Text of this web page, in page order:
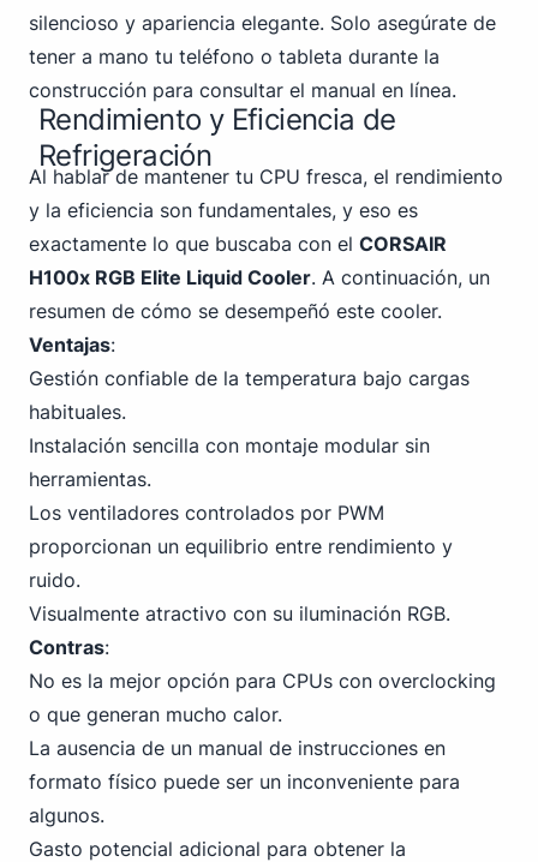
silencioso y apariencia elegante. Solo asegúrate de
tener a mano tu teléfono o tableta durante la
construcción para consultar el manual en línea.
Rendimiento y Eficiencia de
Refrigeración
Al hablar de mantener tu CPU fresca, el rendimiento
y la eficiencia son fundamentales, y eso es
exactamente lo que buscaba con el CORSAIR
H100x RGB Elite Liquid Cooler. A continuación, un
resumen de cómo se desempeñó este cooler.
Ventajas:
Gestión confiable de la temperatura bajo cargas
habituales.
Instalación sencilla con montaje modular sin
herramientas.
Los ventiladores controlados por PWM
proporcionan un equilibrio entre rendimiento y
ruido.
Visualmente atractivo con su iluminación RGB.
Contras:
No es la mejor opción para CPUs con overclocking
o que generan mucho calor.
La ausencia de un manual de instrucciones en
formato físico puede ser un inconveniente para
algunos.
Gasto potencial adicional para obtener la